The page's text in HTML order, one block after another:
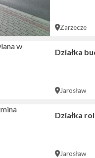
Zarzecze
Działka
Jarosław
Działka
Jarosław